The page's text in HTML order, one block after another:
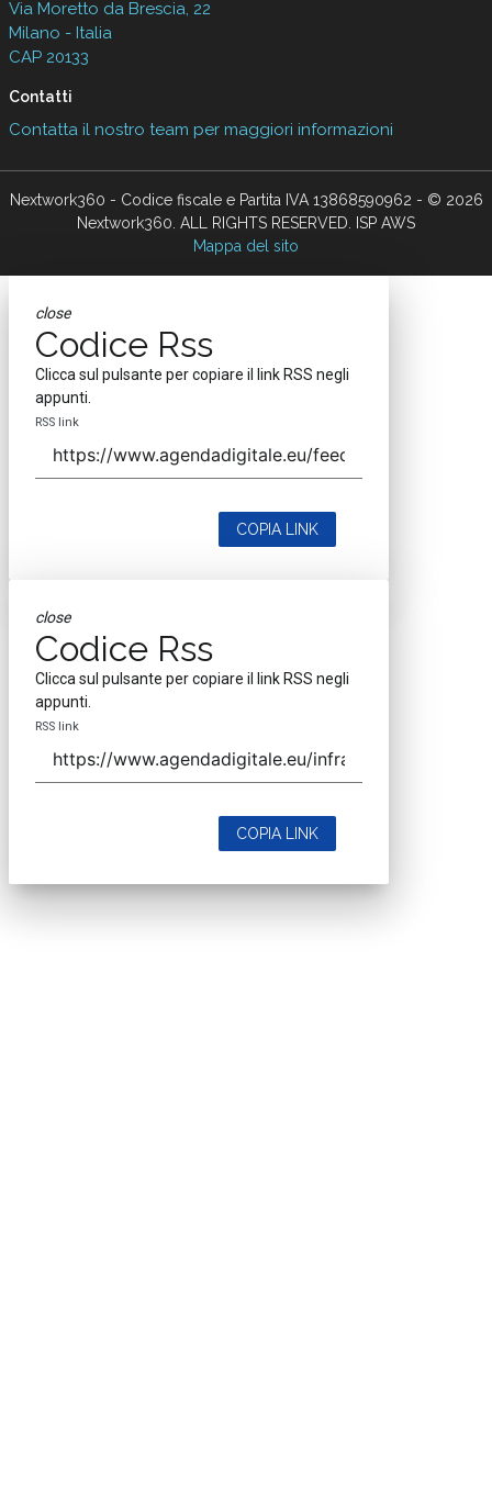
Via Moretto da Brescia, 22
Milano - Italia
CAP 20133
Contatti
Contatta il nostro team per maggiori informazioni
Nextwork360 - Codice fiscale e Partita IVA 13868590962 - © 2026
Nextwork360. ALL RIGHTS RESERVED. ISP AWS
Mappa del sito
close
Codice Rss
Clicca sul pulsante per copiare il link RSS negli
appunti.
RSS link
COPIA LINK
close
Codice Rss
Clicca sul pulsante per copiare il link RSS negli
appunti.
RSS link
COPIA LINK